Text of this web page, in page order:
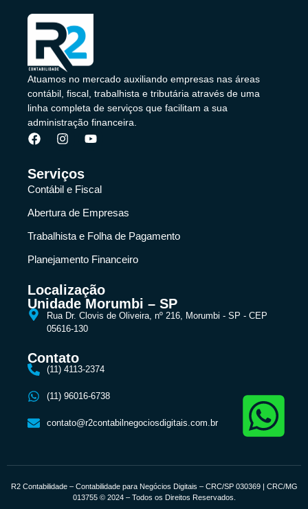
Atuamos no mercado auxiliando empresas nas áreas
contábil, fiscal, trabalhista e tributária através de uma
linha completa de serviços que facilitam a sua
administração financeira.
Serviços
Contábil e Fiscal
Abertura de Empresas
Trabalhista e Folha de Pagamento
Planejamento Financeiro
Localização
Unidade Morumbi – SP
Rua Dr. Clovis de Oliveira, nº 216, Morumbi - SP - CEP
05616-130
Contato
(11) 4113-2374
(11) 96016-6738
contato@r2contabilnegociosdigitais.com.br
R2 Contabilidade – Contabilidade para Negócios Digitais – CRC/SP 030369 | CRC/MG
013755 © 2024 – Todos os Direitos Reservados.